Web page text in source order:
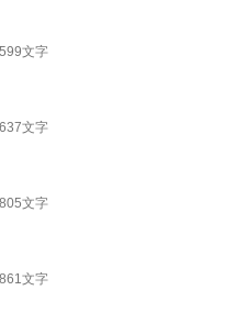
文字
文字
文字
文字